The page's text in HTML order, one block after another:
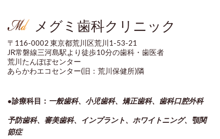
メグミ歯科クリニック
〒116-0002 東京都荒川区荒川1-53-21
JR常磐線三河島駅より徒歩10分の歯科・歯医者
荒川たんぽぽセンター
あらかわエコセンター(旧：荒川保健所)隣
●診療科目： 一般歯科、小児歯科、矯正歯科、歯科口腔外科
予防歯科、審美歯科、インプラント、ホワイトニング、顎関
節症